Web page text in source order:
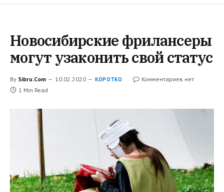
Новосибирские фрилансеры
могут узаконить свой статус
By Sibru.Com 10.02.2020 КОРОТКО
Комментариев нет
1 Min Read